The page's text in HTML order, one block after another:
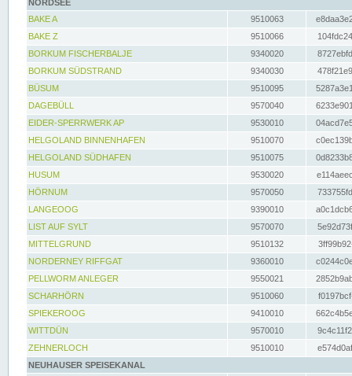
NORDSEE
BAKE A
9510063
BAKE Z
9510066
BORKUM FISCHERBALJE
9340020
BORKUM SÜDSTRAND
9340030
BÜSUM
9510095
DAGEBÜLL
9570040
EIDER-SPERRWERK AP
9530010
HELGOLAND BINNENHAFEN
9510070
HELGOLAND SÜDHAFEN
9510075
HUSUM
9530020
HÖRNUM
9570050
LANGEOOG
9390010
LIST AUF SYLT
9570070
MITTELGRUND
9510132
NORDERNEY RIFFGAT
9360010
PELLWORM ANLEGER
9550021
SCHARHÖRN
9510060
SPIEKEROOG
9410010
WITTDÜN
9570010
ZEHNERLOCH
9510010
NEUHAUSER SPEISEKANAL